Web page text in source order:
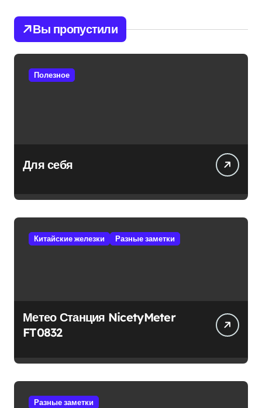
Вы пропустили
Полезное
Для себя
Китайские железки Разные заметки
Метео Станция NicetyMeter
FT0832
Разные заметки